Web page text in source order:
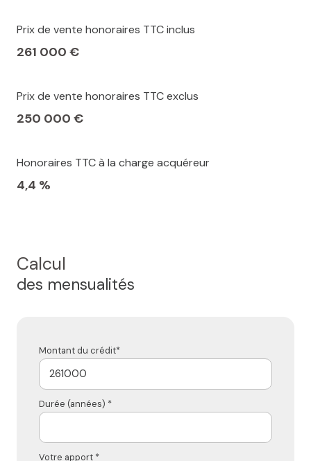
Prix de vente honoraires TTC inclus
261 000 €
Prix de vente honoraires TTC exclus
250 000 €
Honoraires TTC à la charge acquéreur
4,4 %
Calcul
des mensualités
Montant du crédit*
Durée (années) *
Votre apport *